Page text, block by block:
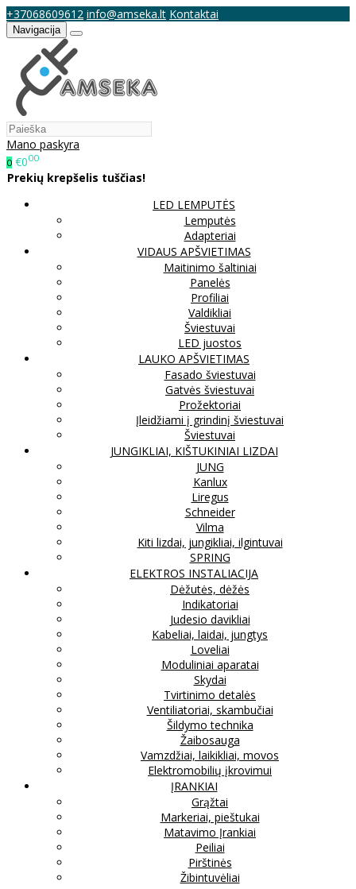
+37068609612 info@amseka.lt Kontaktai
Navigacija
Mano paskyra
0 €000
Prekių krepšelis tuščias!
LED LEMPUTĖS
Lemputės
Adapteriai
VIDAUS APŠVIETIMAS
Maitinimo šaltiniai
Panelės
Profiliai
Valdikliai
Šviestuvai
LED juostos
LAUKO APŠVIETIMAS
Fasado šviestuvai
Gatvės šviestuvai
Prožektoriai
Įleidžiami į grindinį šviestuvai
Šviestuvai
JUNGIKLIAI, KIŠTUKINIAI LIZDAI
JUNG
Kanlux
Liregus
Schneider
Vilma
Kiti lizdai, jungikliai, ilgintuvai
SPRING
ELEKTROS INSTALIACIJA
Dėžutės, dėžės
Indikatoriai
Judesio davikliai
Kabeliai, laidai, jungtys
Loveliai
Moduliniai aparatai
Skydai
Tvirtinimo detalės
Ventiliatoriai, skambučiai
Šildymo technika
Žaibosauga
Vamzdžiai, laikikliai, movos
Elektromobilių įkrovimui
ĮRANKIAI
Grąžtai
Markeriai, pieštukai
Matavimo Įrankiai
Peiliai
Pirštinės
Žibintuvėliai